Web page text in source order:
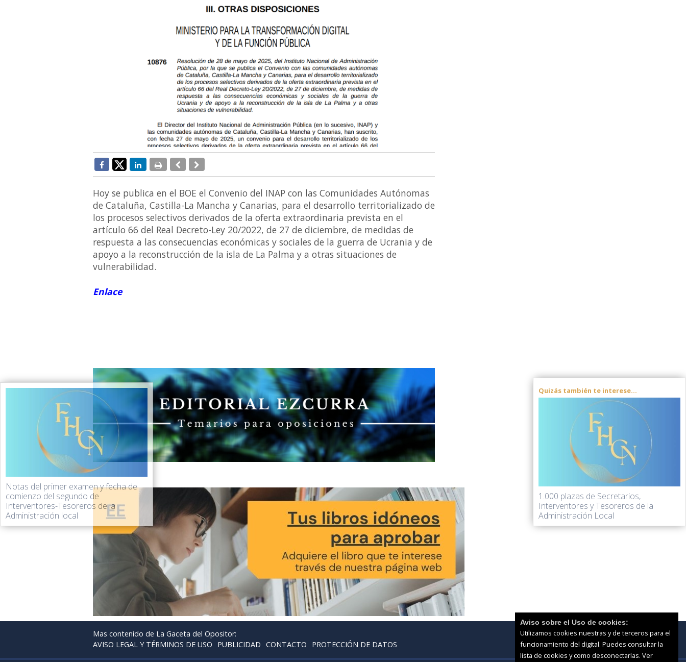
Hoy se publica en el BOE el Convenio del INAP con las Comunidades Autónomas
de Cataluña, Castilla-La Mancha y Canarias, para el desarrollo territorializado de
los procesos selectivos derivados de la oferta extraordinaria prevista en el
artículo 66 del Real Decreto-Ley 20/2022, de 27 de diciembre, de medidas de
respuesta a las consecuencias económicas y sociales de la guerra de Ucrania y de
apoyo a la reconstrucción de la isla de La Palma y a otras situaciones de
vulnerabilidad.
Enlace
Notas del primer examen y fecha de
comienzo del segundo de
Interventores-Tesoreros de la
Administración local
Quizás también te interese...
1.000 plazas de Secretarios,
Interventores y Tesoreros de la
Administración Local
Mas contenido de La Gaceta del Opositor:
AVISO LEGAL Y TÉRMINOS DE USO
PUBLICIDAD CONTACTO PROTECCIÓN DE DATOS
Aviso sobre el Uso de cookies:
Utilizamos cookies nuestras y de terceros para el
funcionamiento del digital. Puedes consultar la
lista de cookies y como desconectarlas. Ver